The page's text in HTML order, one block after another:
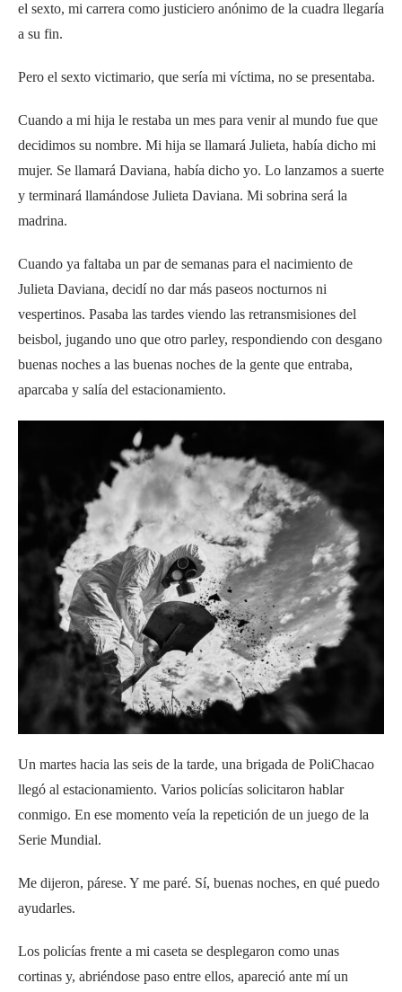
el sexto, mi carrera como justiciero anónimo de la cuadra llegaría
a su fin.
Pero el sexto victimario, que sería mi víctima, no se presentaba.
Cuando a mi hija le restaba un mes para venir al mundo fue que
decidimos su nombre. Mi hija se llamará Julieta, había dicho mi
mujer. Se llamará Daviana, había dicho yo. Lo lanzamos a suerte
y terminará llamándose Julieta Daviana. Mi sobrina será la
madrina.
Cuando ya faltaba un par de semanas para el nacimiento de
Julieta Daviana, decidí no dar más paseos nocturnos ni
vespertinos. Pasaba las tardes viendo las retransmisiones del
beisbol, jugando uno que otro parley, respondiendo con desgano
buenas noches a las buenas noches de la gente que entraba,
aparcaba y salía del estacionamiento.
Un martes hacia las seis de la tarde, una brigada de PoliChacao
llegó al estacionamiento. Varios policías solicitaron hablar
conmigo. En ese momento veía la repetición de un juego de la
Serie Mundial.
Me dijeron, párese. Y me paré. Sí, buenas noches, en qué puedo
ayudarles.
Los policías frente a mi caseta se desplegaron como unas
cortinas y, abriéndose paso entre ellos, apareció ante mí un